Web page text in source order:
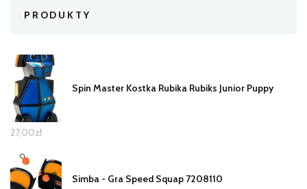
PRODUKTY
Spin Master Kostka Rubika Rubiks Junior Puppy
27,00zł
Simba - Gra Speed Squap 7208110